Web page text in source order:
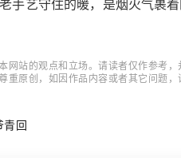
手艺守住的暖，是烟火气裹
网站的观点和立场。请读者仅作参
原创，如因作品内容或者其它问题，
青回